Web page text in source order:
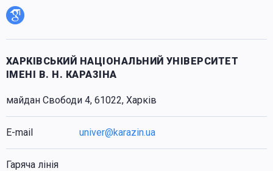
ХАРКІВСЬКИЙ НАЦІОНАЛЬНИЙ УНІВЕРСИТЕТ
ІМЕНІ В. Н. КАРАЗІНА
майдан Свободи 4, 61022, Харків
E-mail univer@karazin.ua
Гаряча лінія